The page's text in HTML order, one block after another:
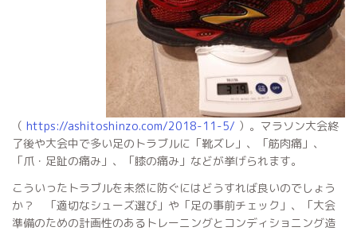
（ https://ashitoshinzo.com/2018-11-5/ ）。マラソン大会終
了後や大会中で多い足のトラブルに「靴ズレ」、「筋肉痛」、
「爪・足趾の痛み」、「膝の痛み」などが挙げられます。
こういったトラブルを未然に防ぐにはどうすれば良いのでしょう
か？ 「適切なシューズ選び」や「足の事前チェック」、「大会
準備のための計画性のあるトレーニングとコンディショニング造